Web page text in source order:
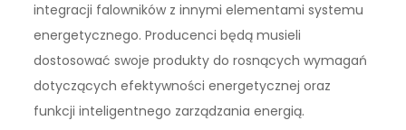
integracji falowników z innymi elementami systemu
energetycznego. Producenci będą musieli
dostosować swoje produkty do rosnących wymagań
dotyczących efektywności energetycznej oraz
funkcji inteligentnego zarządzania energią.